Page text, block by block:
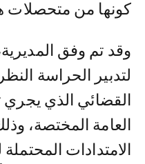
كونها من متحصلات
وقد تم وفق
لتدبير الحراسة
القضائي الذي
العامة المختصة،
الامتدادات